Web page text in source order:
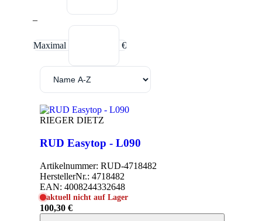
–
Maximal €
RIEGER DIETZ
RUD Easytop - L090
Artikelnummer: RUD-4718482
HerstellerNr.: 4718482
EAN: 4008244332648
aktuell nicht auf Lager
100,30 €